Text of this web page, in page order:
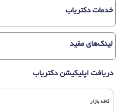
خدمات دکتریاب
لینک‌های مفید
دریافت اپلیکیشن دکتریاب
کافه بازار